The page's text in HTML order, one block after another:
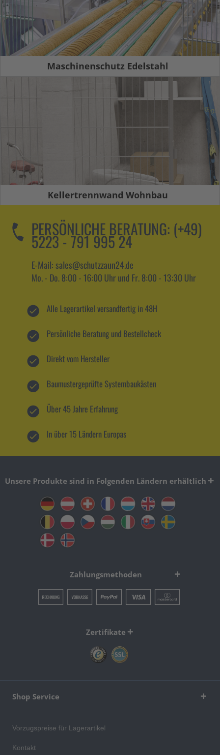
Maschinenschutz Edelstahl
Kellertrennwand Wohnbau
PERSÖNLICHE BERATUNG: (+49)
5223 - 791 995 24
E-Mail: sales@schutzzaun24.de
Mo. - Do. 8:00 - 16:00 Uhr und Fr. 8:00 - 13:30 Uhr
Alle Lagerartikel versandfertig in 48H
Persönliche Beratung und Bestellcheck
Direkt vom Hersteller
Baumustergeprüfte Systembaukästen
Über 45 Jahre Erfahrung
In über 15 Ländern Europas
Unsere Produkte sind in Folgenden Ländern erhältlich
Zahlungsmethoden
Zertifikate
Shop Service
Vorzugspreise für Lagerartikel
Kontakt